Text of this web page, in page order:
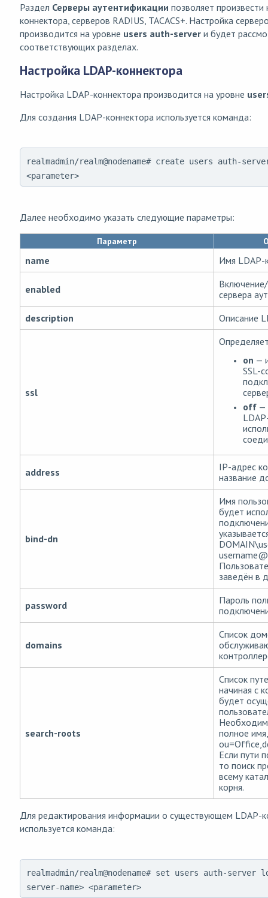
Раздел Серверы аутентификации позволяет произвести
коннектора, серверов RADIUS, TACACS+. Настройка
производится на уровне users auth-server и будет
соответствующих разделах.
Настройка LDAP-коннектора
Настройка LDAP-коннектора производится на уровне
Для создания LDAP-коннектора используется команда:
realmadmin/realm@nodename# create users auth-
<parameter>
Далее необходимо указать следующие параметры:
Параметр
name Имя LDAP-
enabled
сервера
description
Описание
ssl
on —
SSL-
off —
address
IP-адрес
название
bind-dn
Имя
будет
заведён в
password
Пароль
domains
Список
search-roots
Список
начиная с
будет
полное
Если пути
то поиск
всему
корня.
Для редактирования информации о существующем LDAP-
используется команда:
realmadmin/realm@nodename# set users auth-server
server-name> <parameter>